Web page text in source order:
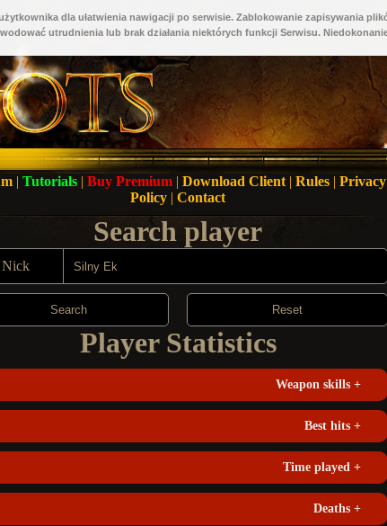
dla ułatwienia nawigacji po serwisie. Zablokowanie zapisywania
utrudnienia lub brak działania niektórych funkcji Serwisu.
| Tutorials | Buy Premium | Download Client | Rules | Privacy
Policy | Contact
Search player
Nick
Search Reset
Player Statistics
Weapon skills +
Best hits +
Time played +
Deaths +